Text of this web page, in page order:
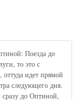
Поезда до
то это с
идет прямой
следующего дня.
до Оптиной,